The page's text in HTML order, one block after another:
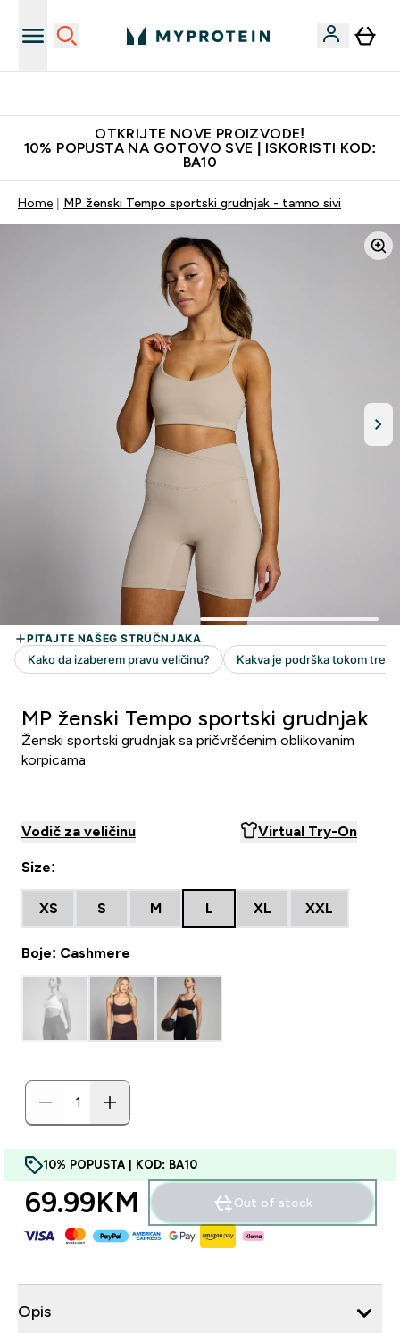
OTKRIJTE NOVE PROIZVODE!
10% POPUSTA NA GOTOVO SVE | ISKORISTI KOD:
BA10
Home MP ženski Tempo sportski grudnjak - tamno sivi
MP ženski Tempo sportski grudnjak
Ženski sportski grudnjak sa pričvršćenim oblikovanim
korpicama
Vodič za veličinu Virtual Try-On
Size:
XS S M L XL XXL
Boje: Cashmere
10% POPUSTA | KOD: BA10
69.99KM‎ Out of stock
Opis